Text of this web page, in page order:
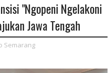
"Ngopeni Ngelakoni
Jawa Tengah
Semarang